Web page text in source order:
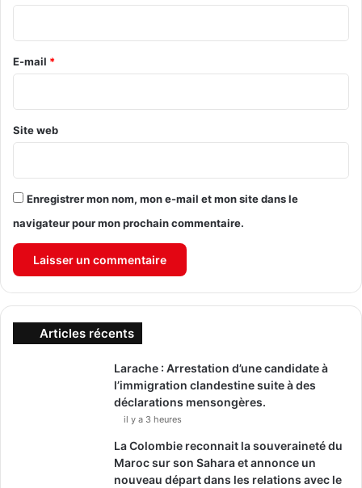
r
e
E-mail *
Site web
Enregistrer mon nom, mon e-mail et mon site dans le
navigateur pour mon prochain commentaire.
Articles récents
Larache : Arrestation d’une candidate à
l’immigration clandestine suite à des
déclarations mensongères.
il y a 3 heures
La Colombie reconnait la souveraineté du
Maroc sur son Sahara et annonce un
nouveau départ dans les relations avec le